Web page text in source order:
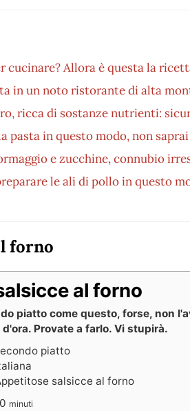
cucinare? Allora è questa la
in un noto ristorante di alta
ricca di sostanze nutrienti:
pasta in questo modo, non
e zucchine, connubio
le ali di pollo in questo
forno
al forno
piatto come questo, forse, non
Provate a farlo. Vi stupirà.
piatto
salsicce al forno
minuti